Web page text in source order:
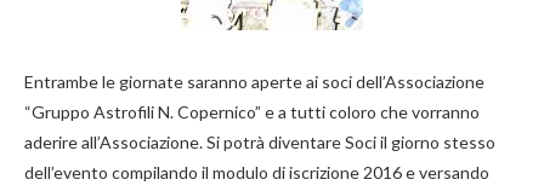
Entrambe le giornate saranno aperte ai soci dell’Associazione
“Gruppo Astrofili N. Copernico” e a tutti coloro che vorranno
aderire all’Associazione. Si potrà diventare Soci il giorno stesso
dell’evento compilando il modulo di iscrizione 2016 e versando